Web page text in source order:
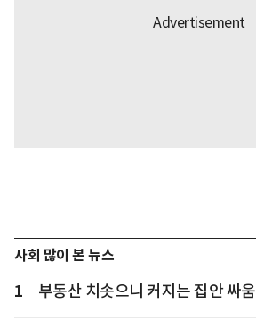
사회 많이 본 뉴스
1 부동산 치솟으니 커지는 집안 싸움